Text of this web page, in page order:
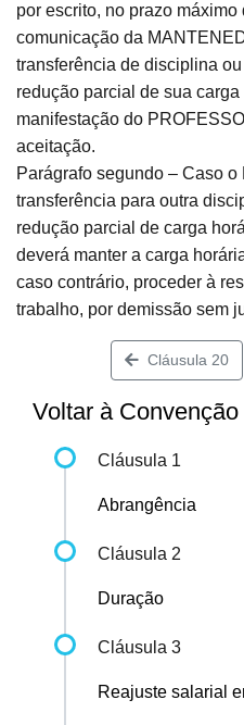
por escrito, no prazo
comunicação da
transferência de disciplina
redução parcial de sua
manifestação do
aceitação.
Parágrafo segundo – Caso
transferência para outra
redução parcial de carga
deverá manter a carga
caso contrário, proceder à
trabalho, por demissão sem
Cláusula 20
Voltar à Convenção
Cláusula 1
Abrangência
Cláusula 2
Duração
Cláusula 3
Reajuste salarial